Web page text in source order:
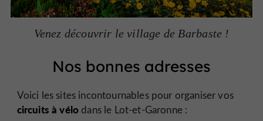
Venez découvrir le village de Barbaste !
Nos bonnes adresses
Voici les sites incontournables pour organiser vos
circuits à vélo dans le Lot-et-Garonne :